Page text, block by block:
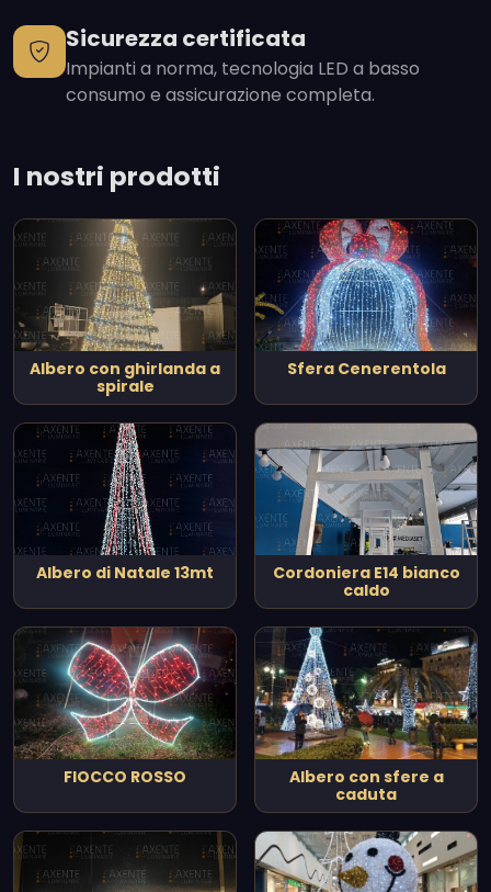
Sicurezza certificata
Impianti a norma, tecnologia LED a basso
consumo e assicurazione completa.
I nostri prodotti
Albero con ghirlanda a
spirale
Sfera Cenerentola
Albero di Natale 13mt
Cordoniera E14 bianco
caldo
FIOCCO ROSSO
Albero con sfere a
caduta